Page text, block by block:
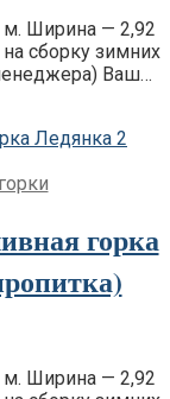
Ширина — 2,92
сборку зимних
Ваш…
горка
Ширина — 2,92